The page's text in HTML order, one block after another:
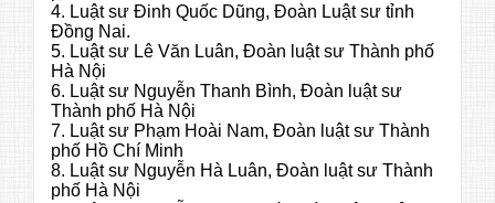
4. Luật sư Đinh Quốc Dũng, Đoàn Luật sư tỉnh
Đồng Nai.
5. Luật sư Lê Văn Luân, Đoàn luật sư Thành phố
Hà Nội
6. Luật sư Nguyễn Thanh Bình, Đoàn luật sư
Thành phố Hà Nội
7. Luật sư Phạm Hoài Nam, Đoàn luật sư Thành
phố Hồ Chí Minh
8. Luật sư Nguyễn Hà Luân, Đoàn luật sư Thành
phố Hà Nội